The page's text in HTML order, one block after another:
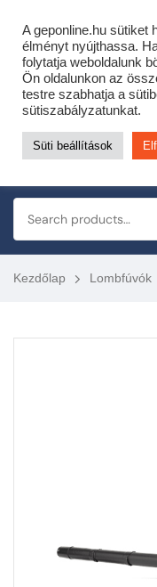
Cofidis expressz
Most minden akciós HQ
KERTÉSZETI –
Kezdőlap Lombfúvók
A geponline.hu sütiket
élményt nyújthassa.
folytatja weboldalunk
Ön oldalunkon az
testre szabhatja a
sütiszabályzatunkat.
Süti beállítások